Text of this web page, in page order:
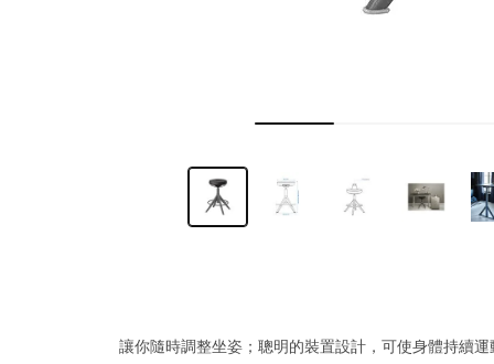
讓你隨時調整坐姿；聰明的裝置設計，可使身體持續